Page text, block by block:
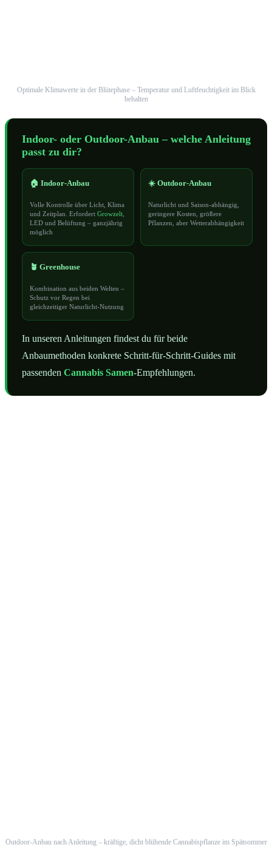
Optimale Klimawerte in der Blütephase – Temperatur und Luftfeuchtigkeit im Blick
behalten
Indoor- oder Outdoor-Anbau – welche Anleitung
passt zu dir?
🏠 Indoor-Anbau
Volle Kontrolle über Licht, Klima
und Zeitplan. Erfordert Growzelt
LED und Belüftung – ganzjährig
möglich
☀️ Outdoor-Anbau
Naturlicht und Saison-abhängig,
geringere Kosten, größere
Pflanzen, aber Wetterabhängigkeit
🪴 Greenhouse
Kombination aus beiden Welten –
Schutz vor Regen bei
gleichzeitiger Naturlicht-Nutzung
In unseren Anleitungen findest du für beide
Anbaumethoden konkrete Schritt-für-Schritt-Guides mit
passenden Cannabis Samen-Empfehlungen.
Outdoor-Anbau nach Anleitung – kräftige, dicht blühende Cannabispflanze im Spätsommer